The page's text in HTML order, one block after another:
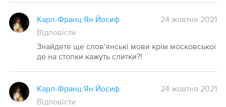
Карл-Франц Ян Йосиф
24 жовтня 2021
Відповісти
Знайдете ще слов'янські мови крім московської
де на стопки кажуть слитки?!
Карл-Франц Ян Йосиф
24 жовтня 2021
Відповісти